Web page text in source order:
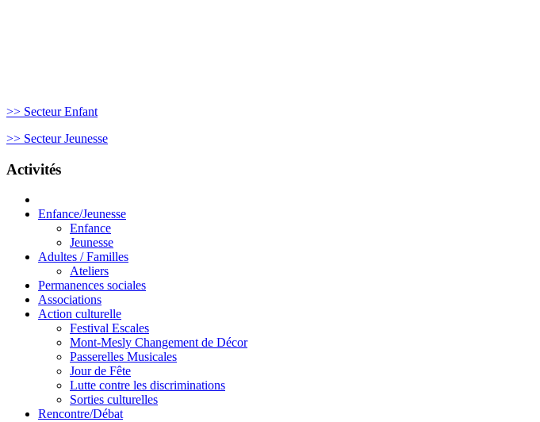
>> Secteur Enfant
>> Secteur Jeunesse
Activités
Enfance/Jeunesse
Enfance
Jeunesse
Adultes / Familles
Ateliers
Permanences sociales
Associations
Action culturelle
Festival Escales
Mont-Mesly Changement de Décor
Passerelles Musicales
Jour de Fête
Lutte contre les discriminations
Sorties culturelles
Rencontre/Débat